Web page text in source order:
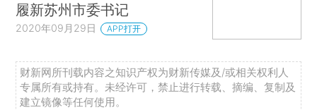
履新苏州市委书记
2020年09月29日 APP打开
财新网所刊载内容之知识产权为财新传媒及/或相关权利人
专属所有或持有。未经许可，禁止进行转载、摘编、复制及
建立镜像等任何使用。